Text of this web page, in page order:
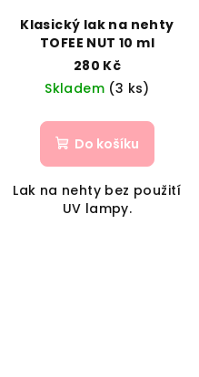
Klasický lak na nehty
TOFEE NUT 10 ml
280 Kč
Skladem (3 ks)
Do košíku
Lak na nehty bez použití
UV lampy.